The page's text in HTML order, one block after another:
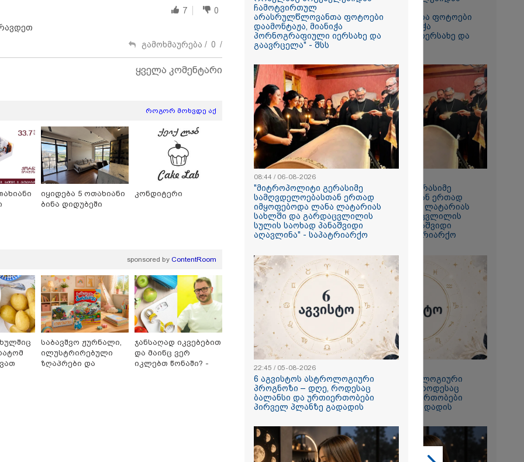
თბილისი - ბუდაპეშტი
თბილისი - რომი 1452.30
13:59 / 06-08-2026
ნიკა მელიას
სასამართლოს
უპატივცემლობის ფაქტზე
1 წლით და 6 თვით
თავისუფლების აღკვეთა
08-2026 15:32 / 06-08-2026
"მე მათი სისხლი არ
მწყურია, სამართალი
მინდა" - ეკა კუპატაძე
13:52 / 06-08-2026
არასრულწლოვანთა ფოტოები
დაამონტაჟა, მიანიჭა
პორნოგრაფიული იერსახე და
"მიტროპოლიტი გერასიმე
სამღვდელოებასთან ერთად
იმყოფებოდა ლანა ლატარიას
სახლში და გარდაცვლილის
სულის საოხად პანაშვიდი
აღავლინა" - საპატრიარქო
6 აგვისტოს ასტროლოგიური
პროგნოზი – დღე, როდესაც
ბალანსი და ურთიერთობები
პირველ პლანზე გადადის
7
0
გამოხმაურება / 0 /
ყველა კომენტარი
როგორ მოხვდე აქ
იყიდება 5 ოთახიანი
ბინა დიდუბეში
კონდიტერი
sponsored by ContentRoom
საბავშვო ჟურნალი,
ილუსტრირებული
ზღაპრები და
ჯანსაღად იკვებებით
და მაინც ვერ
იკლებთ წონაში? -
ჩამოტვირთულ
არასრულწლოვანთა ფოტოები
დაამონტაჟა, მიანიჭა
პორნოგრაფიული იერსახე და
გაავრცელა" - შსს
08:44 / 06-08-2026
"მიტროპოლიტი გერასიმე
სამღვდელოებასთან ერთად
იმყოფებოდა ლანა ლატარიას
სახლში და გარდაცვლილის
სულის საოხად პანაშვიდი
აღავლინა" - საპატრიარქო
22:45 / 05-08-2026
6 აგვისტოს ასტროლოგიური
პროგნოზი – დღე, როდესაც
ბალანსი და ურთიერთობები
პირველ პლანზე გადადის